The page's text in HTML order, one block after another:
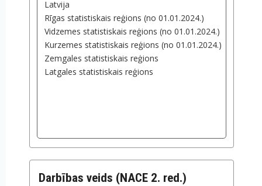
Darbības veids (NACE 2. red.)